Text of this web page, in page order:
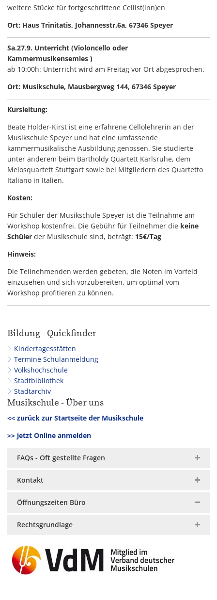
weitere Stücke für fortgeschrittene Cellist(inn)en
Ort: Haus Trinitatis, Johannesstr.6a, 67346 Speyer
Sa.27.9. Unterricht (Violoncello oder
Kammermusikensemles )
ab 10:00h: Unterricht wird am Freitag vor Ort abgesprochen.
Ort: Musikschule, Mausbergweg 144, 67346 Speyer
Kursleitung:
Beate Holder-Kirst ist eine erfahrene Cellolehrerin an der
Musikschule Speyer und hat eine umfassende
kammermusikalische Ausbildung genossen. Sie studierte
unter anderem beim Bartholdy Quartett Karlsruhe, dem
Melosquartett Stuttgart sowie bei Mitgliedern des Quartetto
Italiano in Italien.
Kosten:
Für Schüler der Musikschule Speyer ist die Teilnahme am
Workshop kostenfrei. Die Gebühr für Teilnehmer die keine
Schüler der Musikschule sind, beträgt: 15€/Tag
Hinweis:
Die Teilnehmenden werden gebeten, die Noten im Vorfeld
einzusehen und sich vorzubereiten, um optimal vom
Workshop profitieren zu können.
Bildung - Quickfinder
Kindertagesstätten
Termine Schulanmeldung
Volkshochschule
Stadtbibliothek
Stadtarchiv
Musikschule - Über uns
<< zurück zur Startseite der Musikschule
>> jetzt Online anmelden
FAQs - Oft gestellte Fragen
Kontakt
Öffnungszeiten Büro
Rechtsgrundlage